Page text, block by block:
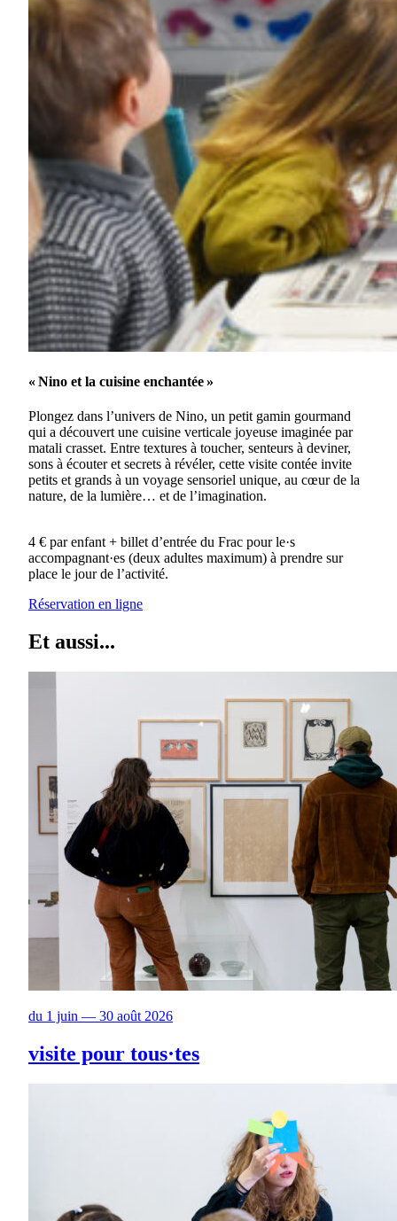
« Nino et la cuisine enchantée »
Plongez dans l’univers de Nino, un petit gamin gourmand
qui a découvert une cuisine verticale joyeuse imaginée par
matali crasset. Entre textures à toucher, senteurs à deviner,
sons à écouter et secrets à révéler, cette visite contée invite
petits et grands à un voyage sensoriel unique, au cœur de la
nature, de la lumière… et de l’imagination.
4 € par enfant + billet d’entrée du Frac pour le·s
accompagnant·es (deux adultes maximum) à prendre sur
place le jour de l’activité.
Réservation en ligne
Et aussi...
du 1 juin — 30 août 2026
visite pour tous·tes